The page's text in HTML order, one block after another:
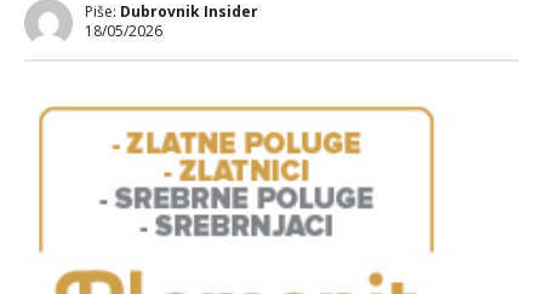
Piše: Dubrovnik Insider
18/05/2026